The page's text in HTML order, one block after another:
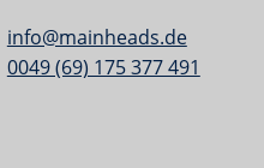
info@mainheads.de
0049 (69) 175 377 491